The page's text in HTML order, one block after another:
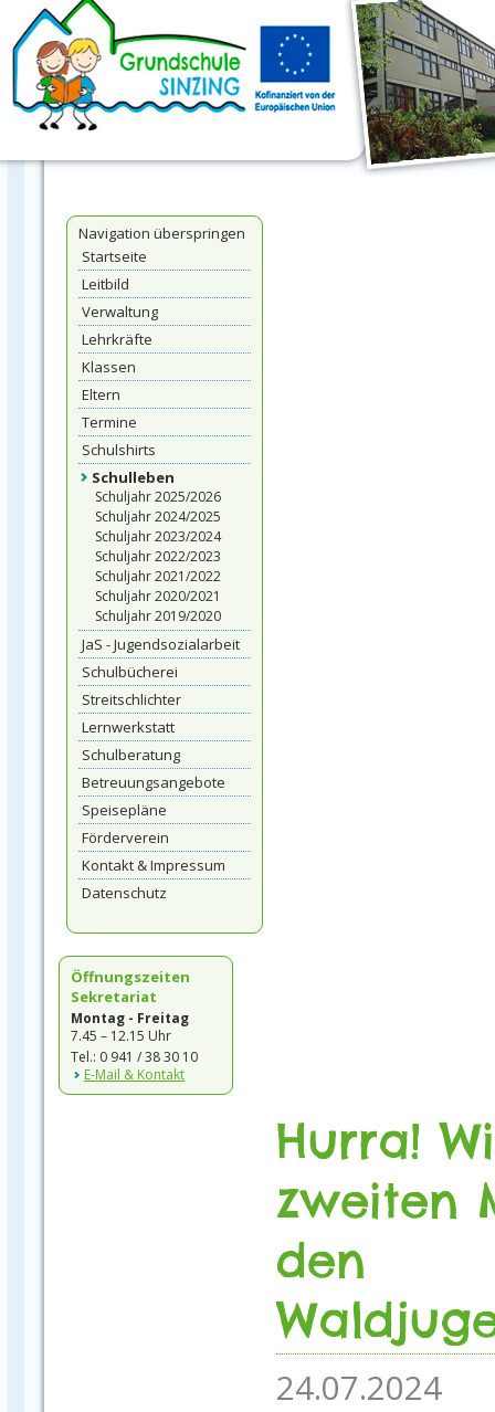
Navigation überspringen
Startseite
Leitbild
Verwaltung
Lehrkräfte
Klassen
Eltern
Termine
Schulshirts
Schulleben
Schuljahr 2025/2026
Schuljahr 2024/2025
Schuljahr 2023/2024
Schuljahr 2022/2023
Schuljahr 2021/2022
Schuljahr 2020/2021
Schuljahr 2019/2020
JaS - Jugendsozialarbeit
Schulbücherei
Streitschlichter
Lernwerkstatt
Schulberatung
Betreuungsangebote
Speisepläne
Förderverein
Kontakt & Impressum
Datenschutz
Öffnungszeiten
Sekretariat
Montag - Freitag
7.45 – 12.15 Uhr
Tel.: 0 941 / 38 30 10
E-Mail & Kontakt
Hurra!
zweiten
den
24.07.2024